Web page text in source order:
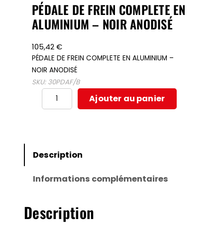
PÉDALE DE FREIN COMPLETE EN
ALUMINIUM – NOIR ANODISÉ
105,42€
PÉDALE DE FREIN COMPLETE EN ALUMINIUM –
NOIR ANODISÉ
SKU: 30PDAF/B
quantité
de
FREIN
EN
–
Ajouter au panier
Description
Informations complémentaires
Description